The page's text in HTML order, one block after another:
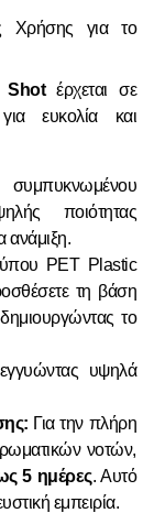
Χρήσης για το
Shotέρχεται σε
ευκολία και
συμπυκνωμένου
ποιότητας
ανάμιξη.
PET Plastic
τη βάση
το
υψηλά
Για την πλήρη
νοτών,
5 ημέρες. Αυτό
εμπειρία.